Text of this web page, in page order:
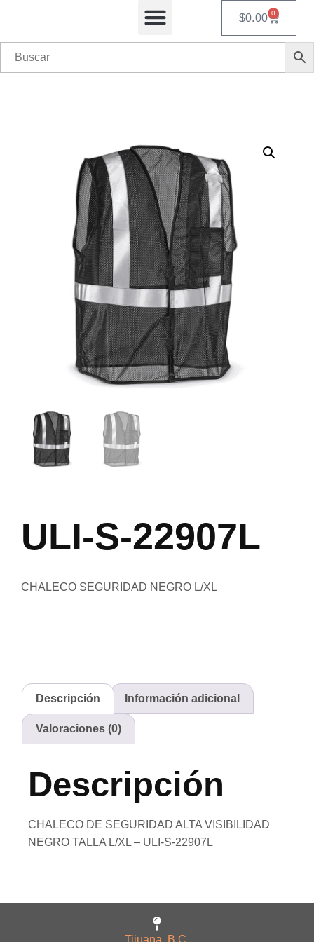
$0.00 0
ULI-S-22907L
CHALECO SEGURIDAD NEGRO L/XL
Descripción Información adicional
Valoraciones (0)
Descripción
CHALECO DE SEGURIDAD ALTA VISIBILIDAD
NEGRO TALLA L/XL – ULI-S-22907L